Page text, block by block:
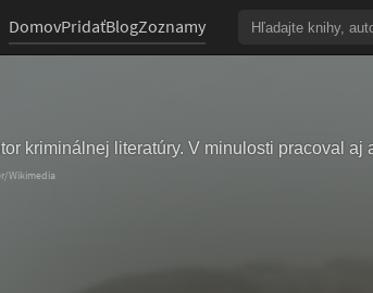
DomovPridaťBlogZoznamy
kriminálnej literatúry. V minulosti pracoval aj
Wikimedia